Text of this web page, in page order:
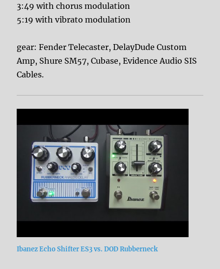
3:49 with chorus modulation
5:19 with vibrato modulation
gear: Fender Telecaster, DelayDude Custom
Amp, Shure SM57, Cubase, Evidence Audio SIS
Cables.
Ibanez Echo Shifter ES3 vs. DOD Rubberneck